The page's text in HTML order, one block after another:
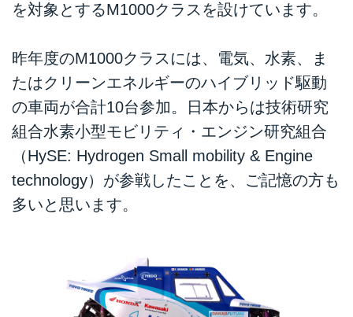
を対象とするM1000クラスを設けています。
昨年度のM1000クラスには、電気、水素、ま
たはクリーンエネルギーのハイブリッド駆動
の車両が合計10台参加。日本からは技術研究
組合水素小型モビリティ・エンジン研究組合
（HySE: Hydrogen Small mobility & Engine
technology）が参戦したことを、ご記憶の方も
多いと思います。